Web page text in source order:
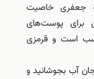
خاصیت
پوست‌های
و قرمزی
و